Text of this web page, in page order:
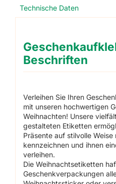
Technische Daten
Beschriften
Verleihen Sie Ihren
mit unseren hochwertigen
Weihnachten! Unsere
gestalteten Etiketten
Präsente auf stilvolle
kennzeichnen und ihnen
verleihen.
Die Weihnachtsetiketten
Geschenkverpackungen